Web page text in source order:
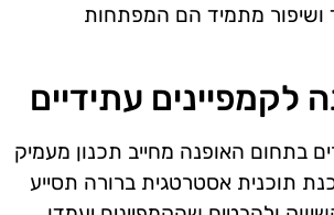
ושיפור מתמיד הם המפתחות
לקמפיינים עתידיים
בתחום האופנה מחייב תכנון מעמיק
תוכנית אסטרטגית ברורה תסייע